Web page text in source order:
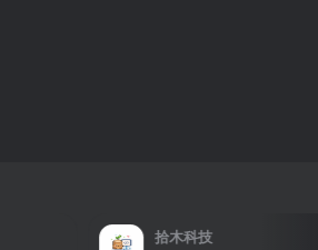
拾木科技